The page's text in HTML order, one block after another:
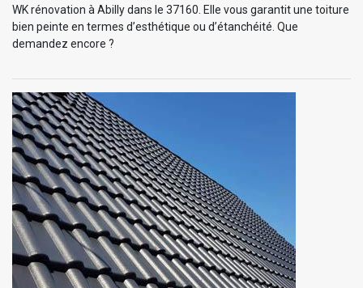
WK rénovation à Abilly dans le 37160. Elle vous garantit une toiture
bien peinte en termes d’esthétique ou d’étanchéité. Que
demandez encore ?